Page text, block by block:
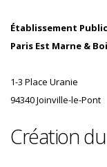
Établissement
Paris Est Marne &
1-3 Place Uranie
94340 Joinville-le-Pont
Création